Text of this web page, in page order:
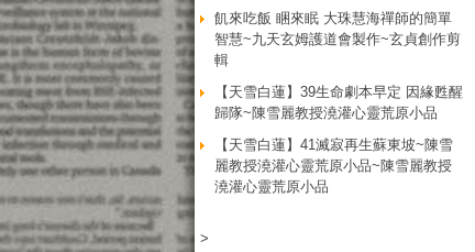
飢來吃飯 睏來眠 大珠慧海禪師的簡單
智慧~九天玄姆護道會製作~玄貞創作剪
輯
【天雪白蓮】39生命劇本早定 因緣甦醒
歸隊~陳雪麗教授澆灌心靈荒原小品
【天雪白蓮】41滅寂再生蘇東坡~陳雪
麗教授澆灌心靈荒原小品~陳雪麗教授
澆灌心靈荒原小品
>